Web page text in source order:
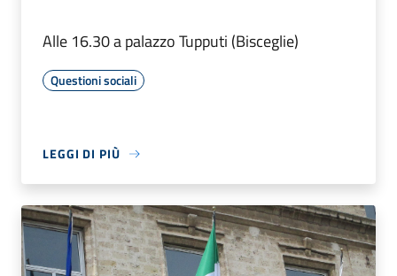
Alle 16.30 a palazzo Tupputi (Bisceglie)
Questioni sociali
LEGGI DI PIÙ